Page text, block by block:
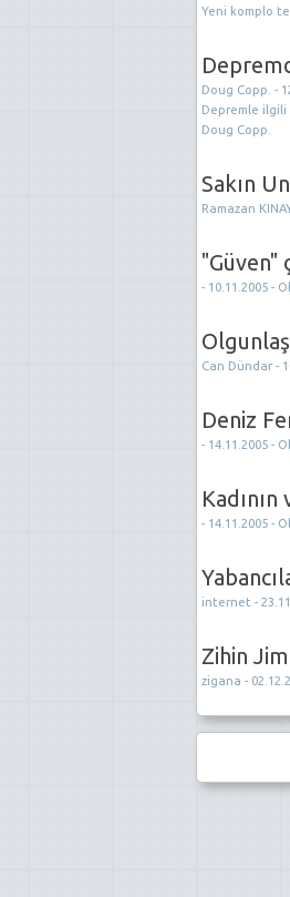
Yeni komplo
Doug Copp. -
Depremle ilgili
Doug Copp.
Sakın
Ramazan
"Güven"
- 10.11.2005 -
Can Dündar -
Deniz
- 14.11.2005 -
- 14.11.2005 -
internet -
Zihin
zigana -